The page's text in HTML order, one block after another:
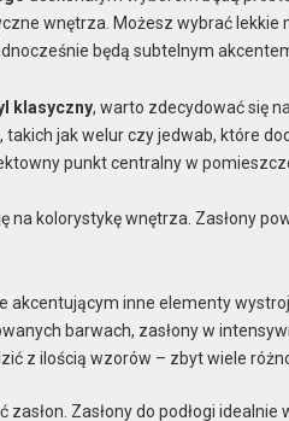
wnętrza. Możesz wybrać lekkie
będą subtelnym
klasyczny, warto zdecydować się
takich jak welur czy jedwab, które
punkt centralny w
na kolorystykę wnętrza. Zasłony
akcentującym inne elementy
barwach, zasłony w
z ilością wzorów – zbyt wiele
zasłon. Zasłony do podłogi